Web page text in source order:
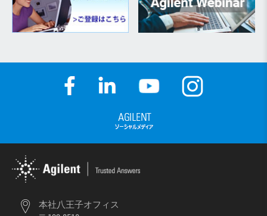
本社八王子オフィス